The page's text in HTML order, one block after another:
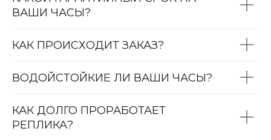
ВАШИ ЧАСЫ?
КАК ПРОИСХОДИТ ЗАКАЗ?
ВОДОЙСТОЙКИЕ ЛИ ВАШИ ЧАСЫ?
КАК ДОЛГО ПРОРАБОТАЕТ
РЕПЛИКА?